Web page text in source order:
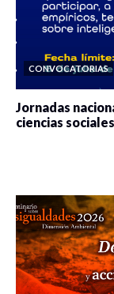
CONVOCATORIAS
Jornadas
ciencias sociales